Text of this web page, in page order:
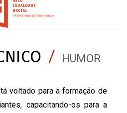
/ HUMOR
voltado para a formação de
capacitando-os para a